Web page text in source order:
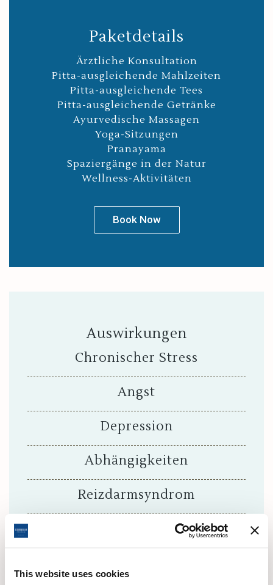
This website uses cookies
Paketdetails
Ärztliche Konsultation
Pitta-ausgleichende Mahlzeiten
Pitta-ausgleichende Tees
Pitta-ausgleichende Getränke
Ayurvedische Massagen
Yoga-Sitzungen
Pranayama
Spaziergänge in der Natur
Wellness-Aktivitäten
Book Now
Auswirkungen
Chronischer Stress
Angst
Depression
Abhängigkeiten
Reizdarmsyndrom